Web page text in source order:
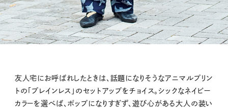
友人宅にお呼ばれしたときは、話題になりそうなアニマルプリン
トの「プレインレス」のセットアップをチョイス。シックなネイビー
カラーを選べば、ポップになりすぎず、遊び心がある大人の装い